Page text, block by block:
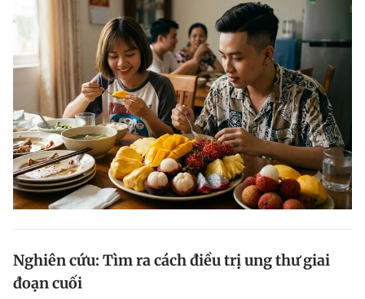
Tin thị trường Tin 360
Video Magazine
Sản phẩm khác
Tiện ích Bạn cần biết
Nghiên cứu: Tìm ra cách điều trị ung thư giai
đoạn cuối